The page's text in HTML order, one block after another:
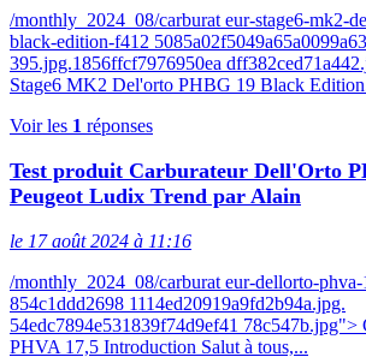
/monthly_2024_08/carburat eur-stage6-mk2-
black-edition-f412
395.jpg.1856ffcf7976950ea
Stage6 MK2 Del'orto PHBG 19 Black
Voir les 1 réponses
Test produit Carburateur Dell'Orto
Peugeot Ludix Trend par Alain
le 17 août 2024 à 11:16
/monthly_2024_08/carburat eur-dellorto-phva-
854c1ddd2698 1114ed20919a9fd2b94a.jpg.
54edc7894e531839f74d9ef41 78c547b.jpg">
PHVA 17,5 Introduction Salut à tous,...